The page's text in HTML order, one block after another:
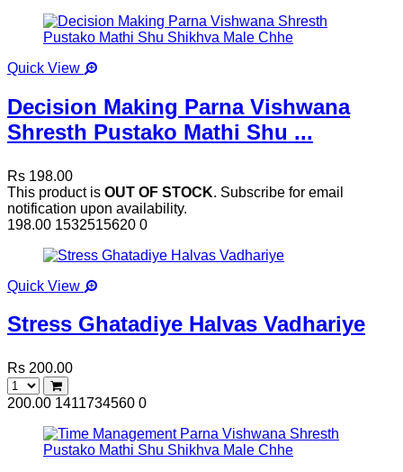
Quick View
Decision Making Parna Vishwana
Shresth Pustako Mathi Shu ...
Rs 198.00
This product is OUT OF STOCK. Subscribe for email
notification upon availability.
198.00 1532515620 0
Quick View
Stress Ghatadiye Halvas Vadhariye
Rs 200.00
200.00 1411734560 0